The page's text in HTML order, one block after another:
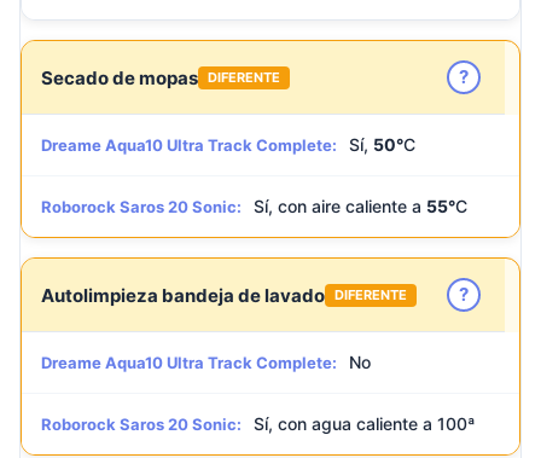
Secado de mopas DIFERENTE ?
Dreame Aqua10 Ultra Track Complete: Sí, 50°C
Roborock Saros 20 Sonic: Sí, con aire caliente a 55°C
Autolimpieza bandeja de lavado DIFERENTE ?
Dreame Aqua10 Ultra Track Complete: No
Roborock Saros 20 Sonic: Sí, con agua caliente a 100ª